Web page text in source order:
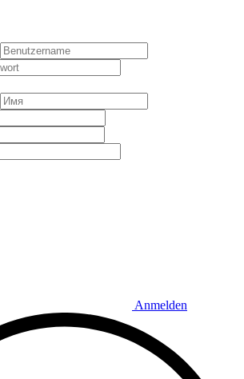
Anmelden